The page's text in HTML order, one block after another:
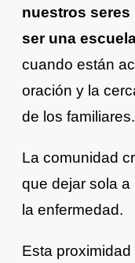
nuestros seres
ser una
cuando están
oración y la
de los familiares.
La comunidad
que dejar sola a
la enfermedad.
Esta